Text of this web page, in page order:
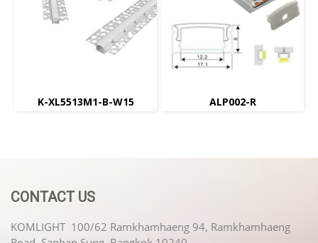
K-XL5513M1-B-W15 ALP002-R
CONTACT US
KOMLIGHT 100/62 Ramkhamhaeng 94, Ramkhamhaeng